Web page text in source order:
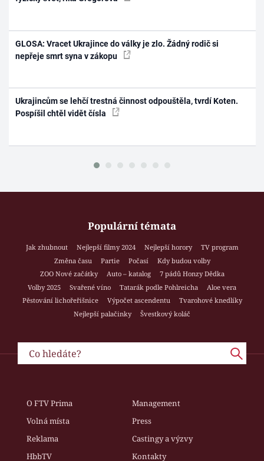
GLOSA: Vracet Ukrajince do války je zlo. Žádný rodič si
nepřeje smrt syna v zákopu
Ukrajincům se lehčí trestná činnost odpouštěla, tvrdí Koten.
Pospíšil chtěl vidět čísla
Populární témata
Jak zhubnout Nejlepší filmy 2024 Nejlepší horory
TV program
Změna času
Partie Počasí
Kdy budou volby
ZOO Nové začátky
Auto – katalog
7 pádů Honzy Dědka
Volby 2025
Svařené víno Tatarák podle Pohlreicha
Aloe vera
Pěstování lichořeřišnice
Výpočet ascendentu
Tvarohové knedlíky
Nejlepší palačinky
Švestkový koláč
O FTV Prima
Management
Volná místa
Press
Reklama
Castingy a výzvy
HbbTV
Kontakty